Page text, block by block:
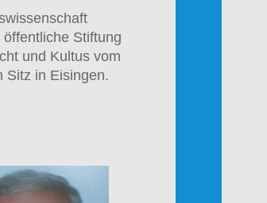
Stiftung
und Kultus vom
Sitz in Eisingen.